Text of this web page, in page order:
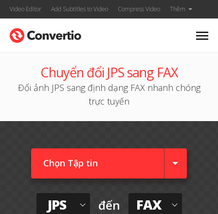
Video Editor Add Subtitles to Video Compress Video Thêm
Chuyển đổi JPS sang FAX
Đổi ảnh JPS sang định dạng FAX nhanh chóng
trực tuyến
Chọn Tập tin
JPS đến FAX